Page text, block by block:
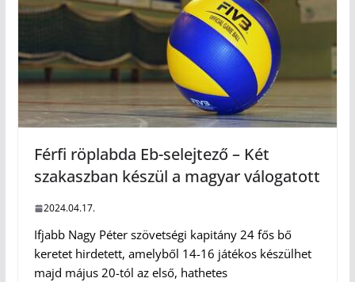
Férfi röplabda Eb-selejtező – Két
szakaszban készül a magyar válogatott
2024.04.17.
Ifjabb Nagy Péter szövetségi kapitány 24 fős bő
keretet hirdetett, amelyből 14-16 játékos készülhet
majd május 20-tól az első, hathetes